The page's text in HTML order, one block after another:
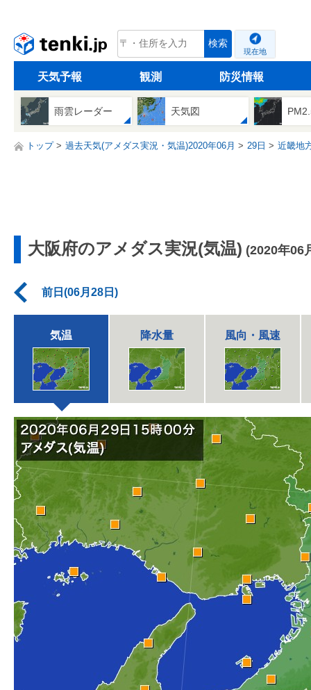
tenki.jp 検索
現在地
天気予報 観測 防災情報
雨雲レーダー 天気図
トップ 過去天気(アメダス実況・気温)2020年06月 29日 近畿地
大阪府のアメダス実況(気温) (2020年06
前日(06月28日)
気温 降水量 風向・風速